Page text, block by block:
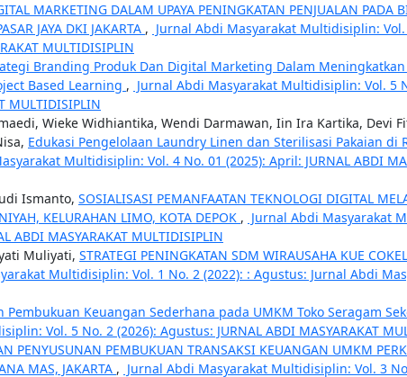
MARKETING DALAM UPAYA PENINGKATAN PENJUALAN PADA
JAYA DKI JAKARTA , Jurnal Abdi Masyarakat Multidisiplin: Vol.
MULTIDISIPLIN
Branding Produk Dan Digital Marketing Dalam
Based Learning , Jurnal Abdi Masyarakat Multidisiplin: Vol. 5
MULTIDISIPLIN
Wieke Widhiantika, Wendi Darmawan, Iin Ira Kartika, Devi
Edukasi Pengelolaan Laundry Linen dan Sterilisasi Pakaian di
Multidisiplin: Vol. 4 No. 01 (2025): April: JURNAL ABDI
Ismanto, SOSIALISASI PEMANFAATAN TEKNOLOGI DIGITAL
KELURAHAN LIMO, KOTA DEPOK , Jurnal Abdi Masyarakat
ABDI MASYARAKAT MULTIDISIPLIN
Muliyati, STRATEGI PENINGKATAN SDM WIRAUSAHA KUE
Multidisiplin: Vol. 1 No. 2 (2022): : Agustus: Jurnal Abdi
Pembukuan Keuangan Sederhana pada UMKM Toko Seragam
Vol. 5 No. 2 (2026): Agustus: JURNAL ABDI MASYARAKAT
PENYUSUNAN PEMBUKUAN TRANSAKSI KEUANGAN UMKM
MAS, JAKARTA , Jurnal Abdi Masyarakat Multidisiplin: Vol. 3